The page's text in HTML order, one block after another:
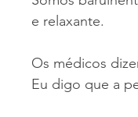
e relaxante.
Os médicos
Eu digo que a